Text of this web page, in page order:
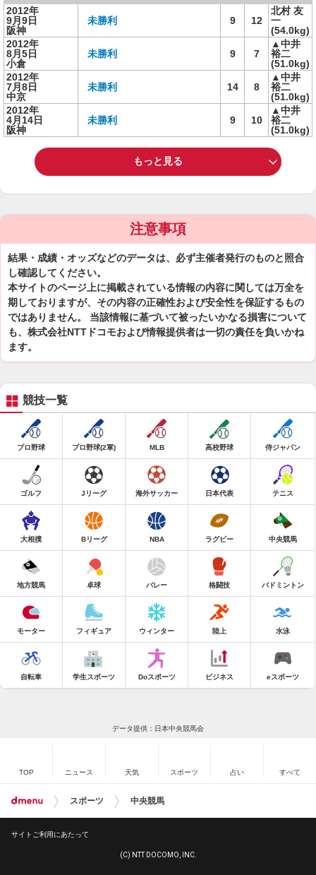
2012年
9月9日
阪神
未勝利 9 12
北村 友
一
(54.0kg)
2012年
8月5日
小倉
未勝利 9 7
▲中井
裕二
(51.0kg)
2012年
7月8日
中京
未勝利 14 8
▲中井
裕二
(51.0kg)
2012年
4月14日
阪神
未勝利 9 10
▲中井
裕二
(51.0kg)
もっと見る
注意事項
結果・成績・オッズなどのデータは、必ず主催者発行のものと照合
し確認してください。
本サイトのページ上に掲載されている情報の内容に関しては万全を
期しておりますが、その内容の正確性および安全性を保証するもの
ではありません。 当該情報に基づいて被ったいかなる損害について
も、株式会社NTTドコモおよび情報提供者は一切の責任を負いかね
ます。
競技一覧
プロ野球 プロ野球(2軍) MLB 高校野球 侍ジャパン
ゴルフ Jリーグ 海外サッカー 日本代表 テニス
大相撲 Bリーグ NBA ラグビー 中央競馬
地方競馬 卓球 バレー 格闘技 バドミントン
モーター フィギュア ウィンター 陸上 水泳
自転車 学生スポーツ Doスポーツ ビジネス eスポーツ
データ提供：日本中央競馬会
TOP ニュース 天気 スポーツ 占い すべて
スポーツ 中央競馬
サイトご利用にあたって
(C) NTT DOCOMO, INC.